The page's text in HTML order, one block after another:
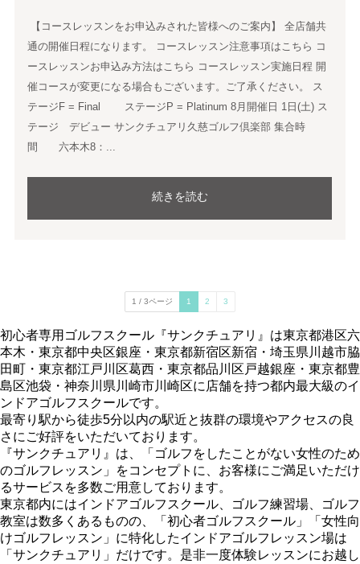
【コースレッスンをお申込みされた皆様へのご案内】 全店舗共
通の開催日程になります。 コースレッスン注意事項はこちら コ
ースレッスンお申込み方法はこちら コースレッスン実施日程 開
催コースが変更になる場合もございます。ご了承ください。 ス
テージF = Final ステージP = Platinum 8月開催日 1日(土) ス
テージ デビュー サンクチュアリ久慈ゴルフ倶楽部 集合時
間 六本木8：...
続きを読む
1 / 3ページ 1 2 3
初心者専用ゴルフスクール『サンクチュアリ』は東京都港区六
本木・東京都中央区銀座・東京都新宿区新宿・埼玉県川越市脇
田町・東京都江戸川区葛西・東京都品川区戸越銀座・東京都豊
島区池袋・神奈川県川崎市川崎区に店舗を持つ都内最大級のイ
ンドアゴルフスクールです。
最寄り駅から徒歩5分以内の駅近と抜群の環境やアクセスの良
さにご好評をいただいております。
『サンクチュアリ』は、「ゴルフをしたことがない女性のため
のゴルフレッスン」をコンセプトに、お客様にご満足いただけ
るサービスを多数ご用意しております。
東京都内にはインドアゴルフスクール、ゴルフ練習場、ゴルフ
教室は数多くあるものの、「初心者ゴルフスクール」「女性向
けゴルフレッスン」に特化したインドアゴルフレッスン場は
「サンクチュアリ」だけです。是非一度体験レッスンにお越し